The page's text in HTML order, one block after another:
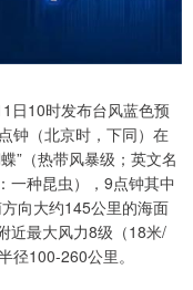
10时发布台风蓝色预
钟（北京时，下同）在
”（热带风暴级；英文名
一种昆虫），9点钟其中
向大约145公里的海面
近最大风力8级（18米/
径100-260公里。